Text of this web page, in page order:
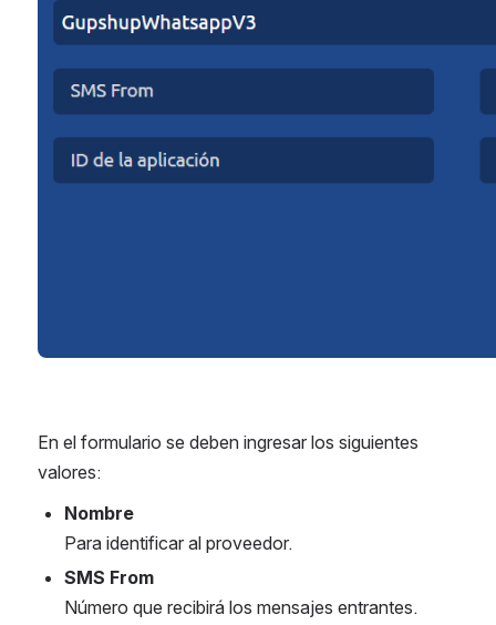
En el formulario se deben ingresar los siguientes
valores:
Nombre
Para identificar al proveedor.
SMS From
Número que recibirá los mensajes entrantes.